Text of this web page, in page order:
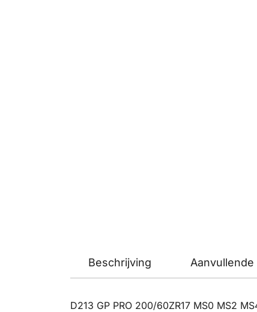
Beschrijving
D213 GP PRO 200/60ZR17 MS0 MS2